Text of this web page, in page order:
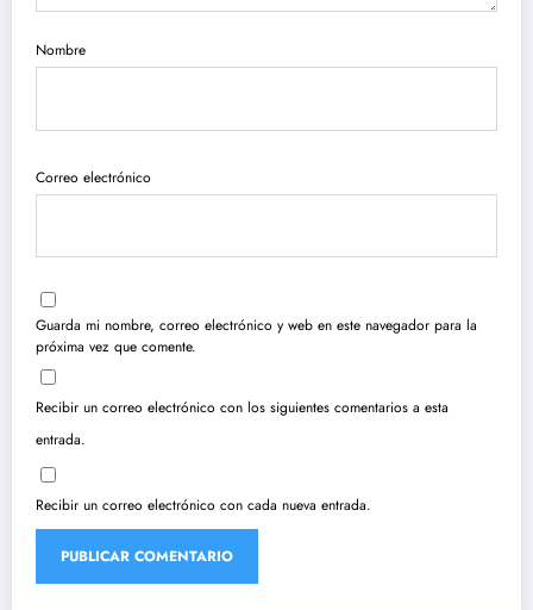
Nombre
Correo electrónico
Guarda mi nombre, correo electrónico y web en este navegador para la
próxima vez que comente.
Recibir un correo electrónico con los siguientes comentarios a esta
entrada.
Recibir un correo electrónico con cada nueva entrada.